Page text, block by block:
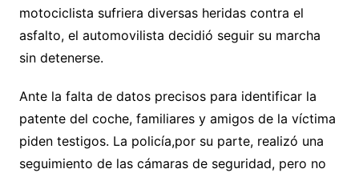
motociclista sufriera diversas heridas contra el
asfalto, el automovilista decidió seguir su marcha
sin detenerse.
Ante la falta de datos precisos para identificar la
patente del coche, familiares y amigos de la víctima
piden testigos. La policía,por su parte, realizó una
seguimiento de las cámaras de seguridad, pero no